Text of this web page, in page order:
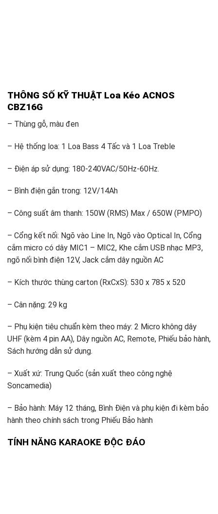
THÔNG SỐ KỸ THUẬT Loa Kéo ACNOS
CBZ16G
– Thùng gỗ, màu đen
– Hệ thống loa: 1 Loa Bass 4 Tấc và 1 Loa Treble
– Điện áp sử dụng: 180-240VAC/50Hz-60Hz.
– Bình điện gắn trong: 12V/14Ah
– Công suất âm thanh: 150W (RMS) Max / 650W (PMPO)
– Cổng kết nối: Ngõ vào Line In, Ngõ vào Optical In, Cổng
cắm micro có dây MIC1 – MIC2, Khe cắm USB nhạc MP3,
ngõ nối bình điện 12V, Jack cắm dây nguồn AC
– Kích thước thùng carton (RxCxS): 530 x 785 x 520
– Cân nặng: 29 kg
– Phụ kiện tiêu chuẩn kèm theo máy: 2 Micro không dây
UHF (kèm 4 pin AA), Dây nguồn AC, Remote, Phiếu bảo hành,
Sách hướng dẫn sử dụng.
– Xuất xứ: Trung Quốc (sản xuất theo công nghệ
Soncamedia)
– Bảo hành: Máy 12 tháng, Bình Điện và phụ kiện đi kèm bảo
hành theo chính sách trong Phiếu Bảo hành
TÍNH NĂNG KARAOKE ĐỘC ĐÁO